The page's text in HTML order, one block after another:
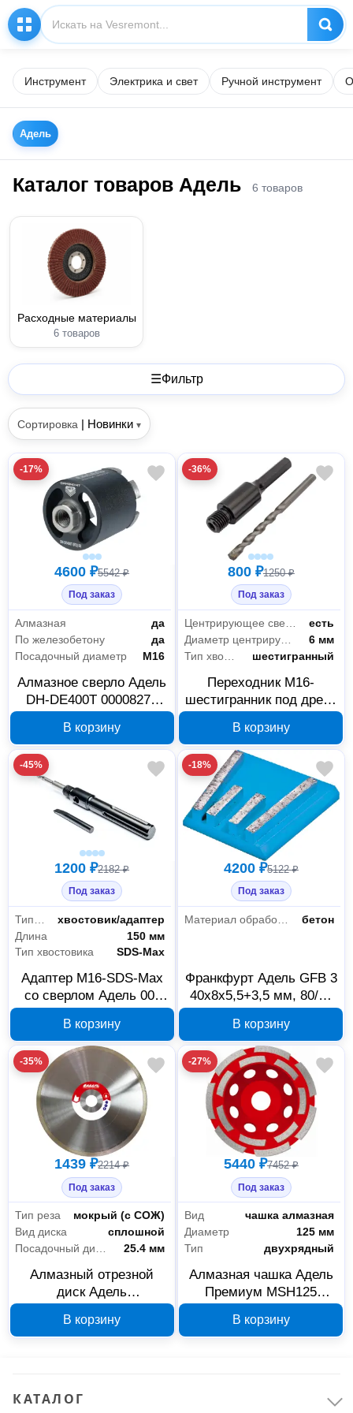
Инструмент Электрика и свет Ручной инструмент
Адель
Каталог товаров Адель 6 товаров
Расходные материалы
6 товаров
☰Фильтр
Сортировка | Новинки ▾
-17%
4600 ₽5542 ₽
Под заказ
Алмазная
да
По железобетону
да
Посадочный диаметр
М16
Алмазное сверло Адель
DH-DЕ400T 00008279
72/65 мм, M16
В корзину
-36%
800 ₽1250 ₽
Под заказ
есть
Диаметр центрирующего сверла
6 мм
Тип хвостовика коронки
шестигранный
Переходник М16-
шестигранник под дрель
00000979
В корзину
-45%
1200 ₽2182 ₽
Под заказ
хвостовик/адаптер
Длина
150 мм
Тип хвостовика
SDS-Max
Адаптер М16-SDS-Max
со сверлом Адель 00-
В корзину
-18%
4200 ₽5122 ₽
Под заказ
Материал обработки бетон
Франкфурт Адель GFB 3
40х8х5,5+3,5 мм, 80/60
В корзину
-35%
1439 ₽2214 ₽
Под заказ
Тип реза
мокрый (с СОЖ)
Вид диска
сплошной
25.4 мм
Алмазный отрезной
диск Адель
граниту 230х25,4 мм
В корзину
-27%
5440 ₽7452 ₽
Под заказ
Вид
чашка алмазная
Диаметр
125 мм
Тип
двухрядный
Алмазная чашка Адель
Премиум MSH125
В корзину
КАТАЛОГ